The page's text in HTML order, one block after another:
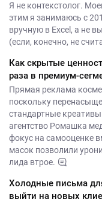
Я не контекстолог.
этим я занимаюсь с
вручную в Excel, а не
(если, конечно, не
Как скрытые
раза в премиум-
Прямая реклама
поскольку
стандартные
агентство Ромашка
фокус на самооценке
масок позволили
лида втрое.
Холодные письма
выйти на новых